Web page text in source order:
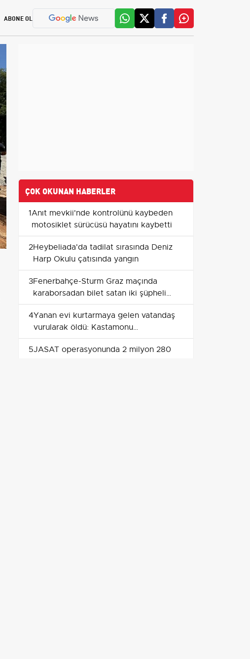
ABONE OL
ÇOK OKUNAN HABERLER
1Anıt mevkii'nde kontrolünü kaybeden
motosiklet sürücüsü hayatını kaybetti
2Heybeliada'da tadilat sırasında Deniz
Harp Okulu çatısında yangın
3Fenerbahçe-Sturm Graz maçında
karaborsadan bilet satan iki şüpheli
tutuklandı
4Yanan evi kurtarmaya gelen vatandaş
vurularak öldü: Kastamonu
Çatalzeytin'de park yeri kavgası
5JASAT operasyonunda 2 milyon 280